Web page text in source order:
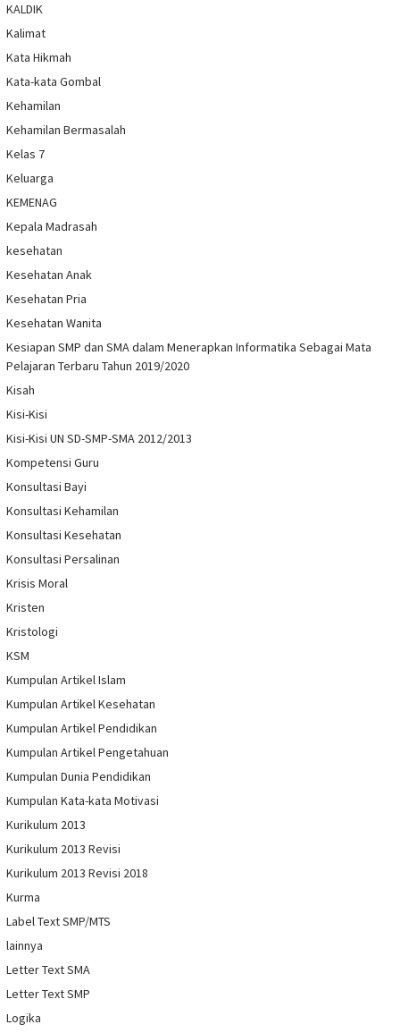
KALDIK
Kalimat
Kata Hikmah
Kata-kata Gombal
Kehamilan
Kehamilan Bermasalah
Kelas 7
Keluarga
KEMENAG
Kepala Madrasah
kesehatan
Kesehatan Anak
Kesehatan Pria
Kesehatan Wanita
Kesiapan SMP dan SMA dalam Menerapkan Informatika Sebagai Mata
Pelajaran Terbaru Tahun 2019/2020
Kisah
Kisi-Kisi
Kisi-Kisi UN SD-SMP-SMA 2012/2013
Kompetensi Guru
Konsultasi Bayi
Konsultasi Kehamilan
Konsultasi Kesehatan
Konsultasi Persalinan
Krisis Moral
Kristen
Kristologi
KSM
Kumpulan Artikel Islam
Kumpulan Artikel Kesehatan
Kumpulan Artikel Pendidikan
Kumpulan Artikel Pengetahuan
Kumpulan Dunia Pendidikan
Kumpulan Kata-kata Motivasi
Kurikulum 2013
Kurikulum 2013 Revisi
Kurikulum 2013 Revisi 2018
Kurma
Label Text SMP/MTS
lainnya
Letter Text SMA
Letter Text SMP
Logika